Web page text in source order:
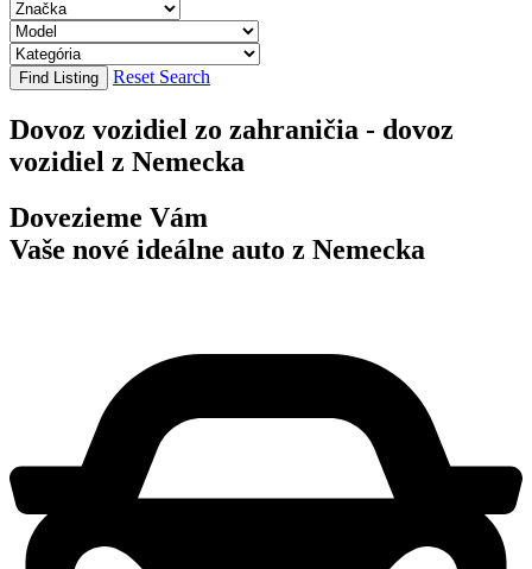
Find Listing Reset Search
Dovoz vozidiel zo zahraničia - dovoz
vozidiel z Nemecka
Dovezieme Vám
Vaše nové ideálne auto z Nemecka